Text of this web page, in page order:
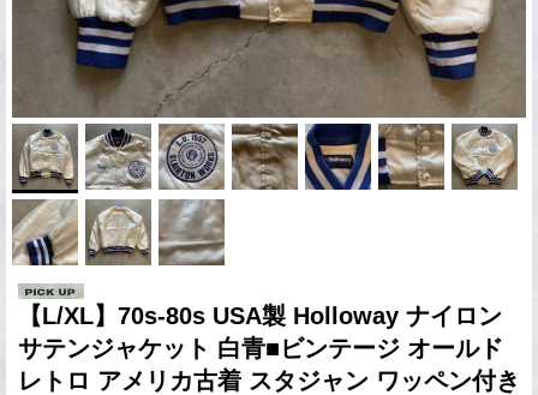
【L/XL】70s-80s USA製 Holloway ナイロン
サテンジャケット 白青■ビンテージ オールド
レトロ アメリカ古着 スタジャン ワッペン付き